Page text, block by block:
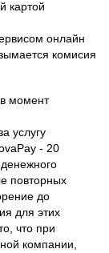
картой
онлайн
комисия
момент
услугу
- 20
повторных
до
для этих
что при
компании,